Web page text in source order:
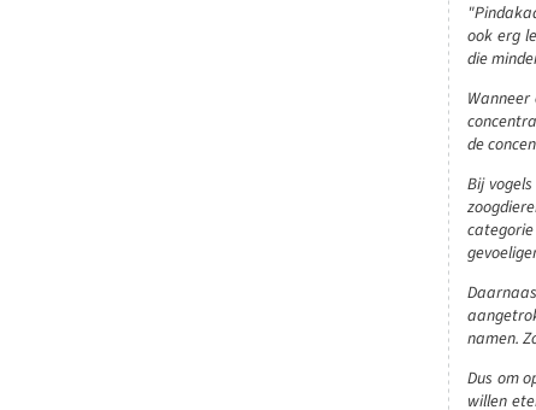
ook erg
die
de
Bij
categorie
namen.
Dus om
willen